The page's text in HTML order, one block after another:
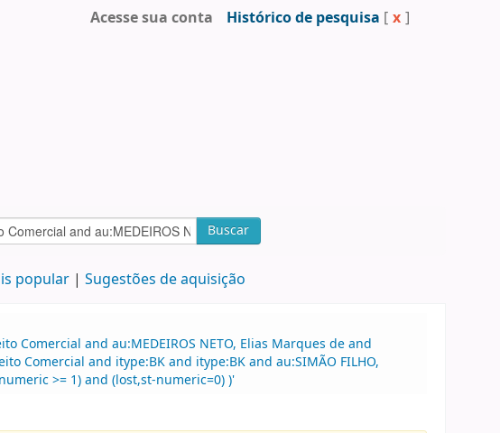
Acesse sua conta Histórico de pesquisa [ x ]
Buscar
popular Sugestões de aquisição
Comercial and au:MEDEIROS NETO, Elias Marques de and
Comercial and itype:BK and itype:BK and au:SIMÃO FILHO,
>= 1) and (lost,st-numeric=0) )'